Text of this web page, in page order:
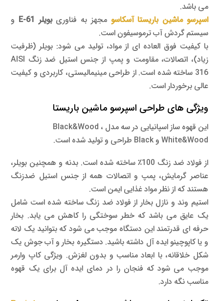
می باشد.
اسپرسو ماشین باریستا آسکاسو مجهز به فناوریبویلر E-61
و
سیستم گردش آب ترموسیفون است.
با کیفیت فوق العاده ای از مواد، تولید می شود: بویلر (ظرفیت
زیاد)، اتصالات، مقاومت و پمپ از جنس استیل ضد زنگ AISI
316 ساخته شده است. از طراحی مینیمالیستی، کاربردی و کیفیت
عالی برخوردار است.
ویژگی های طراحی اسپرسو ماشین باریستا
این قهوه ساز اسپانیایی در سه مدل Black&Wood ،
White&Wood و Black طراحی و تولید شده است.
از فولاد ضد زنگ 100٪ ساخته شده است. بدنه و همچنین بویلر،
عناصر گرمایش، پمپ و اتصالات همه از جنس استیل ضدزنگ
هستند که از نظر مواد غذایی ایمن است.
استیم وند و نازل بخار از فولاد ضد زنگ ساخته شده است شامل
یک عایق می باشد که خطر سوختگی را کاهش می یابد. بخار
حرفه ای قدرتمند این دستگاه موجب می شود که بتوانید یک لاته
و یا کاپوچینو ایده آل داشته باشید. دستگیره بخار و آب جوش یک
شکل خلاقانه، با ابعاد مناسب و بدون لغزش. ویژگی کاپ وارمر
موجب می شود که فنجان را در دمای ایده آل برای یک قهوه
مناسب نگه دارد.